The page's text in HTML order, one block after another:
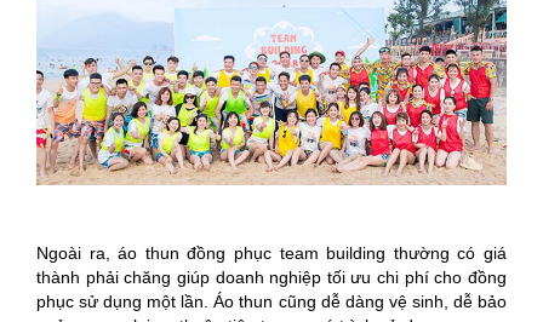
Ngoài ra, áo thun đồng phục team building thường có giá
thành phải chăng giúp doanh nghiệp tối ưu chi phí cho đồng
phục sử dụng một lần. Áo thun cũng dễ dàng vệ sinh, dễ bảo